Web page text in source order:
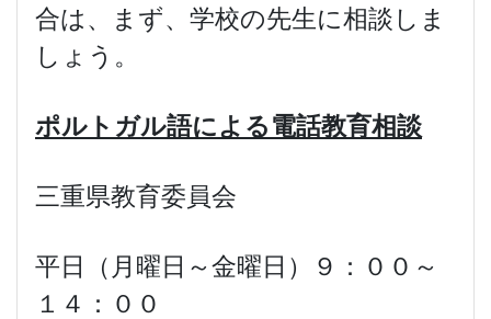
合は、まず、学校の先生に相談しま
しょう。
ポルトガル語による電話教育相談
三重県教育委員会
平日（月曜日～金曜日）９：００～
１４：００